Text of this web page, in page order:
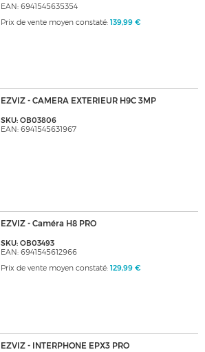
EAN: 6941545635354
Prix de vente moyen constaté: 139,99 €
EZVIZ - CAMERA EXTERIEUR H9C 3MP
SKU: OB03806
EAN: 6941545631967
EZVIZ - Caméra H8 PRO
SKU: OB03493
EAN: 6941545612966
Prix de vente moyen constaté: 129,99 €
EZVIZ - INTERPHONE EPX3 PRO